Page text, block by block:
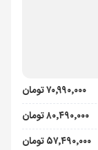
۷۰٬۹۹۰٬۰۰۰ تومان
۸۰٬۴۹۰٬۰۰۰ تومان
۵۷٬۴۹۰٬۰۰۰ تومان